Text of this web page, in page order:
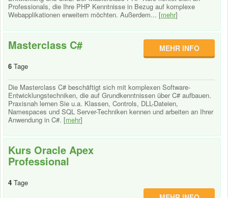
Professionals, die Ihre PHP Kenntnisse in Bezug auf komplexe
Webapplikationen erweitern möchten. Außerdem... [mehr]
Masterclass C#
6 Tage
MEHR INFO
Die Masterclass C# beschäftigt sich mit komplexen Software-
Entwicklungstechniken, die auf Grundkenntnissen über C# aufbauen.
Praxisnah lernen Sie u.a. Klassen, Controls, DLL-Dateien,
Namespaces und SQL Server-Techniken kennen und arbeiten an Ihrer
Anwendung in C#. [mehr]
Kurs Oracle Apex
Professional
4 Tage